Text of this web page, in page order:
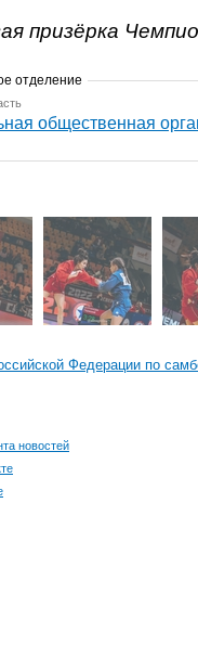
призёрка
отделение
организация «Федерация
Федерации по
новостей